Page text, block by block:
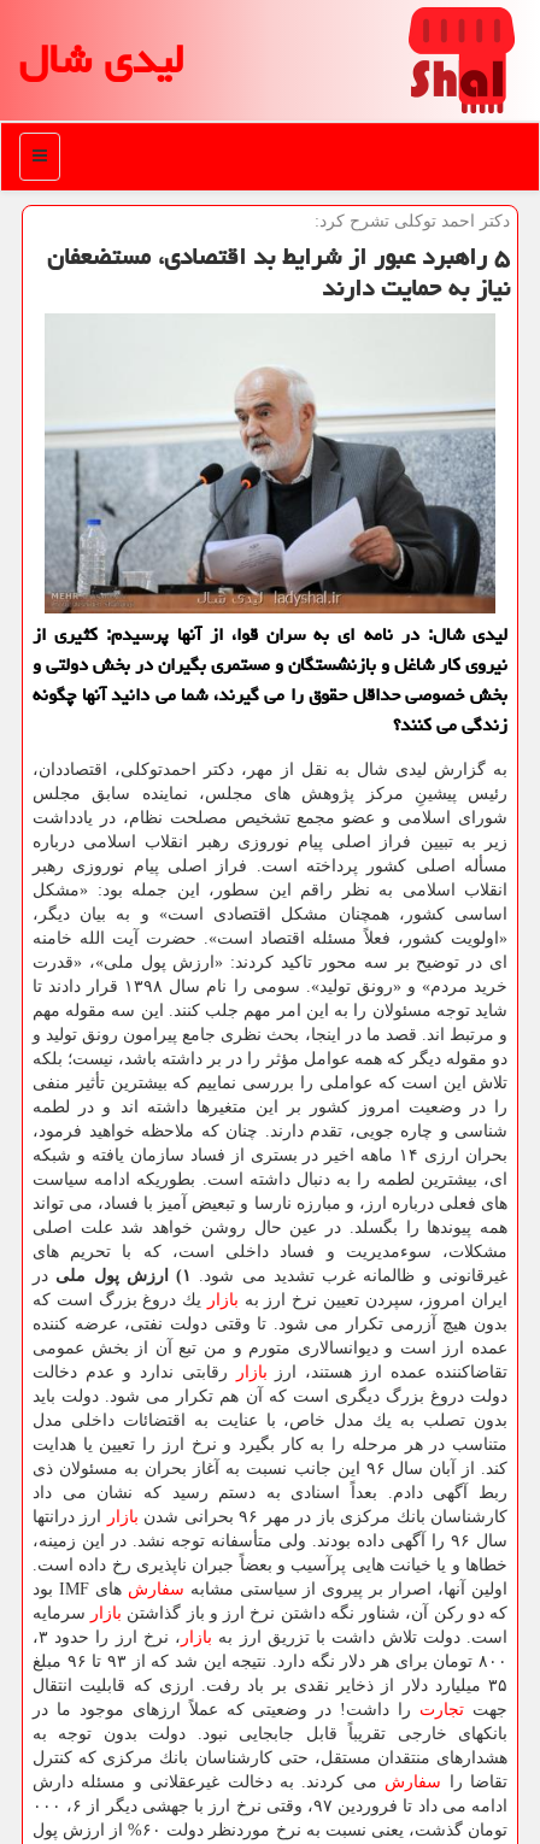
لیدی شال
منو
دكتر احمد توكلی تشرح كرد:
۵ راهبرد عبور از شرایط بد اقتصادی، مستضعفان
نیاز به حمایت دارند
لیدی شال: در نامه ای به سران قوا، از آنها پرسیدم: كثیری از
نیروی كار شاغل و بازنشستگان و مستمری بگیران در بخش دولتی و
بخش خصوصی حداقل حقوق را می گیرند، شما می دانید آنها چگونه
زندگی می كنند؟
به گزارش لیدی شال به نقل از مهر، دكتر احمدتوكلی، اقتصاددان،
رئیس پیشینِ مركز پژوهش های مجلس، نماینده سابق مجلس
شورای اسلامی و عضو مجمع تشخیص مصلحت نظام، در یادداشت
زیر به تبیین فراز اصلی پیام نوروزی رهبر انقلاب اسلامی درباره
مسأله اصلی كشور پرداخته است. فراز اصلی پیام نوروزی رهبر
انقلاب اسلامی به نظر راقم این سطور، این جمله بود: «مشكل
اساسی كشور، همچنان مشكل اقتصادی است» و به بیان دیگر،
«اولویت كشور، فعلاً مسئله اقتصاد است». حضرت آیت الله خامنه
ای در توضیح بر سه محور تاكید كردند: «ارزش پول ملی»، «قدرت
خرید مردم» و «رونق تولید». سومی را نام سال ۱۳۹۸ قرار دادند تا
شاید توجه مسئولان را به این امر مهم جلب كنند. این سه مقوله مهم
و مرتبط اند. قصد ما در اینجا، بحث نظری جامع پیرامون رونق تولید و
دو مقوله دیگر كه همه عوامل مؤثر را در بر داشته باشد، نیست؛ بلكه
تلاش این است كه عواملی را بررسی نماییم كه بیشترین تأثیر منفی
را در وضعیت امروز كشور بر این متغیرها داشته اند و در لطمه
شناسی و چاره جویی، تقدم دارند. چنان كه ملاحظه خواهید فرمود،
بحران ارزی ۱۴ ماهه اخیر در بستری از فساد سازمان یافته و شبكه
ای، بیشترین لطمه را به دنبال داشته است. بطوریكه ادامه سیاست
های فعلی درباره ارز، و مبارزه نارسا و تبعیض آمیز با فساد، می تواند
همه پیوندها را بگسلد. در عین حال روشن خواهد شد علت اصلی
مشكلات، سوءمدیریت و فساد داخلی است، كه با تحریم های
غیرقانونی و ظالمانه غرب تشدید می شود. ۱) ارزش پول ملی
در
ایران امروز، سپردن تعیین نرخ ارز به بازار
یك دروغ بزرگ است كه
بدون هیچ آزرمی تكرار می شود. تا وقتی دولت نفتی، عرضه كننده
عمده ارز است و دیوانسالاری متورم و من تبع آن از بخش عمومی
تقاضاكننده عمده ارز هستند، ارز بازار
رقابتی ندارد و عدم دخالت
دولت دروغ بزرگ دیگری است كه آن هم تكرار می شود. دولت باید
بدون تصلب به یك مدل خاص، با عنایت به اقتضائات داخلی مدل
متناسب در هر مرحله را به كار بگیرد و نرخ ارز را تعیین یا هدایت
كند. از آبان سال ۹۶ این جانب نسبت به آغاز بحران به مسئولان ذی
ربط آگهی دادم. بعداً اسنادی به دستم رسید كه نشان می داد
كارشناسان بانك مركزی باز در مهر ۹۶ بحرانی شدن
بازار
ارز درانتها
سال ۹۶ را آگهی داده بودند. ولی متأسفانه توجه نشد. در این زمینه،
خطاها و یا خیانت هایی پرآسیب و بعضاً جبران ناپذیری رخ داده است.
اولین آنها، اصرار بر پیروی از سیاستی مشابه سفارش
های IMF بود
كه دو ركن آن، شناور نگه داشتن نرخ ارز و باز گذاشتن بازار سرمایه
است. دولت تلاش داشت با تزریق ارز به بازار
، نرخ ارز را حدود ۳،
۸۰۰ تومان برای هر دلار نگه دارد. نتیجه این شد كه از ۹۳ تا ۹۶ مبلغ
۳۵ میلیارد دلار از ذخایر نقدی بر باد رفت. ارزی كه قابلیت انتقال
جهت تجارت را داشت! در وضعیتی كه عملاً ارزهای موجود ما در
بانكهای خارجی تقریباً قابل جابجایی نبود. دولت بدون توجه به
هشدارهای منتقدان مستقل، حتی كارشناسان بانك مركزی كه كنترل
تقاضا را سفارش می كردند. به دخالت غیرعقلانی و مسئله دارش
ادامه می داد تا فروردین ۹۷، وقتی نرخ ارز با جهشی دیگر از ۶، ۰۰۰
تومان گذشت، یعنی نسبت به نرخ موردنظر دولت ۶۰% از ارزش پول